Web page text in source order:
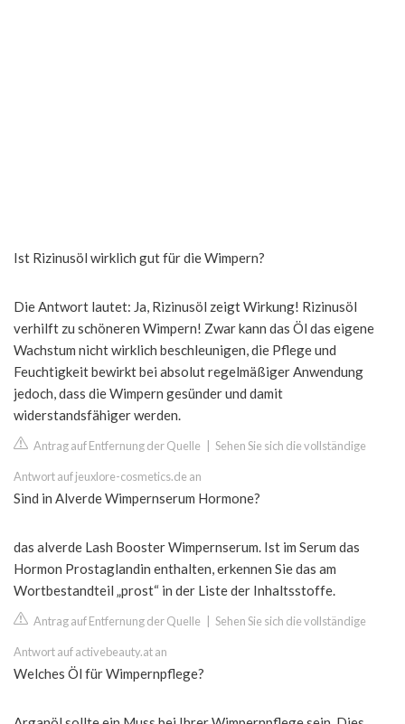
Ist Rizinusöl wirklich gut für die Wimpern?
Die Antwort lautet: Ja, Rizinusöl zeigt Wirkung! Rizinusöl
verhilft zu schöneren Wimpern! Zwar kann das Öl das eigene
Wachstum nicht wirklich beschleunigen, die Pflege und
Feuchtigkeit bewirkt bei absolut regelmäßiger Anwendung
jedoch, dass die Wimpern gesünder und damit
widerstandsfähiger werden.
Antrag auf Entfernung der Quelle Sehen Sie sich die vollständige
Antwort auf jeuxlore-cosmetics.de an
Sind in Alverde Wimpernserum Hormone?
das alverde Lash Booster Wimpernserum. Ist im Serum das
Hormon Prostaglandin enthalten, erkennen Sie das am
Wortbestandteil „prost“ in der Liste der Inhaltsstoffe.
Antrag auf Entfernung der Quelle Sehen Sie sich die vollständige
Antwort auf activebeauty.at an
Welches Öl für Wimpernpflege?